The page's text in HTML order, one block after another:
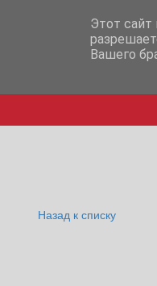
Назад к списку
Этот сайт
Вашего